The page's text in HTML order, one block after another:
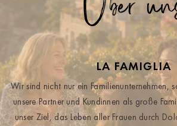
Über
LA FAMIGLIA
Wir sind nicht nur ein Familienunternehmen,
unsere Partner und Kundinnen als große
unser Ziel, das Leben aller Frauen durch